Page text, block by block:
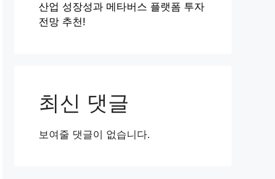
산업 성장성과 메타버스 플랫폼 투자
전망 추천!
최신 댓글
보여줄 댓글이 없습니다.